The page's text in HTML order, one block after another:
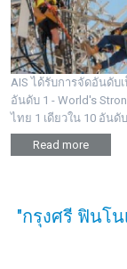
AIS ได้รับการจัดอันดั
อันดับ 1 - World's
ไทย 1 เดียวใน 10 อัน
Read more
"กรุงศรี ฟินโ